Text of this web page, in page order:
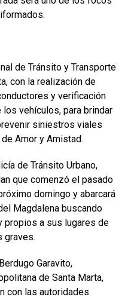
de Tránsito y Transporte
con la realización de
y verificación
vehículos, para brindar
siniestros viales
Amor y Amistad.
de Tránsito Urbano,
que comenzó el pasado
domingo y abarcará
Magdalena buscando
propios a sus lugares de
graves.
Garavito,
de Santa Marta,
con las autoridades